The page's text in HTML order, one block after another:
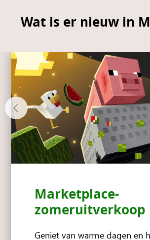
Wat is er nieuw in
Marketplace-
zomeruitverkoop
Geniet van warme dagen en